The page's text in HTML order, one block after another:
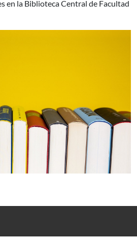
en la Biblioteca Central de Facultad